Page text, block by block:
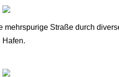
Straße durch
Hafen.